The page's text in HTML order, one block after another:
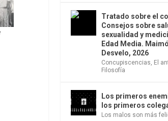
Tratado sobre el
Consejos sobre
sexualidad y
Edad Media.
Desvelo, 2026
Concupiscencias, El
Filosofía
Los primeros
los primeros
Los malos son más